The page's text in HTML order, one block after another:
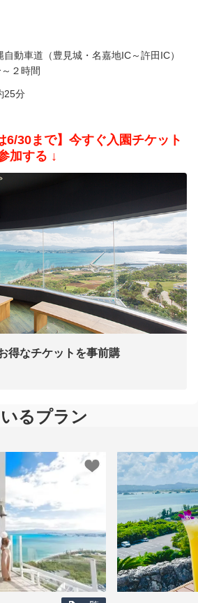
動車道（豊見城・名嘉地IC～許田IC）
２時間
25分
6/30まで】今すぐ入園チケット
加する ↓
得なチケットを事前購
るプラン